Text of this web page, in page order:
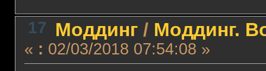
17 Моддинг/ Моддинг.
« : 02/03/2018 07:54:08 »